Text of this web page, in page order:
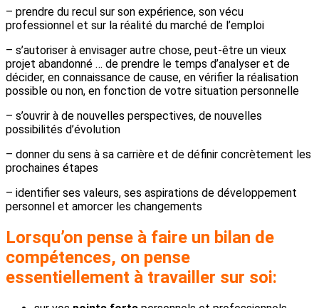
– prendre du recul sur son expérience, son vécu
professionnel et sur la réalité du marché de l’emploi
– s’autoriser à envisager autre chose, peut-être un vieux
projet abandonné … de prendre le temps d’analyser et de
décider, en connaissance de cause, en vérifier la réalisation
possible ou non, en fonction de votre situation personnelle
– s’ouvrir à de nouvelles perspectives, de nouvelles
possibilités d’évolution
– donner du sens à sa carrière et de définir concrètement les
prochaines étapes
– identifier ses valeurs, ses aspirations de développement
personnel et amorcer les changements
Lorsqu’on pense à faire un bilan de
compétences, on pense
essentiellement à travailler sur soi: